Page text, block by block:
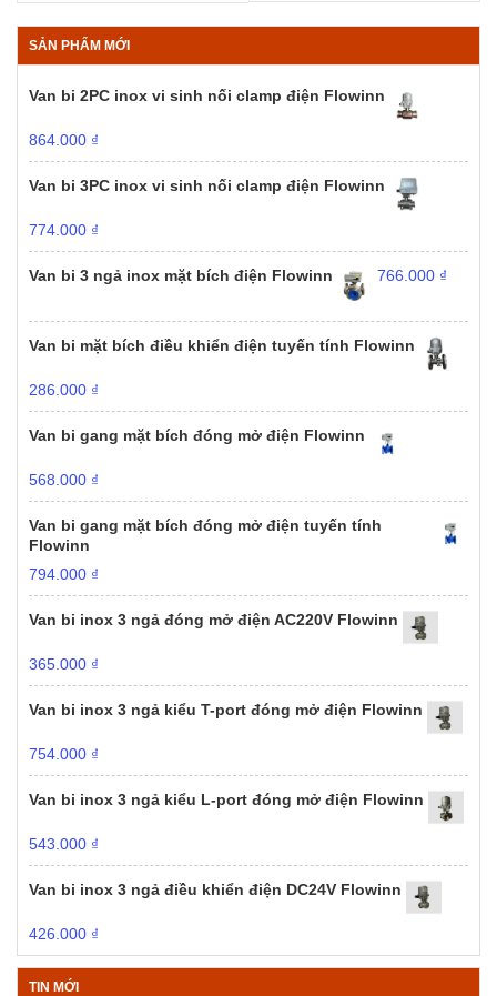
SẢN PHẨM MỚI
Van bi 2PC inox vi sinh nối clamp điện Flowinn
864.000 ₫
Van bi 3PC inox vi sinh nối clamp điện Flowinn
774.000 ₫
Van bi 3 ngả inox mặt bích điện Flowinn 766.000 ₫
Van bi mặt bích điều khiển điện tuyến tính Flowinn
286.000 ₫
Van bi gang mặt bích đóng mở điện Flowinn
568.000 ₫
Van bi gang mặt bích đóng mở điện tuyến tính
Flowinn
794.000 ₫
Van bi inox 3 ngả đóng mở điện AC220V Flowinn
365.000 ₫
Van bi inox 3 ngả kiểu T-port đóng mở điện Flowinn
754.000 ₫
Van bi inox 3 ngả kiểu L-port đóng mở điện Flowinn
543.000 ₫
Van bi inox 3 ngả điều khiển điện DC24V Flowinn
426.000 ₫
TIN MỚI